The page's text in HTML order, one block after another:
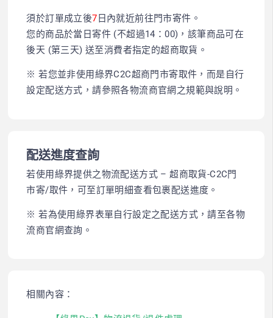
須於訂單成立後7 日內就近前往門市寄件。
您的商品於當日寄件 (不超過14：00)，該筆商品可在
後天 (第三天) 送至消費者指定的超商取貨。
※ 若您並非使用綠界C2C超商門市寄取件，而是自行
設定配送方式，請參照各物流商官網之規範與說明。
配送進度查詢
若使用綠界提供之物流配送方式 – 超商取貨-C2C門
市寄/取件，可至訂單明細查看包裹配送進度。
※ 若為使用綠界表單自行設定之配送方式，請至各物
流商官網查詢。
相關內容：